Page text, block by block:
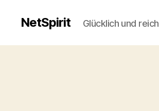
NetSpirit Glücklich und reich